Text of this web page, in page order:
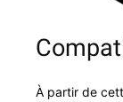
À par­tir de